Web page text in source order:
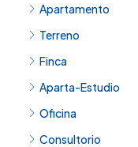
Apartamento
Terreno
Finca
Aparta-Estudio
Oficina
Consultorio